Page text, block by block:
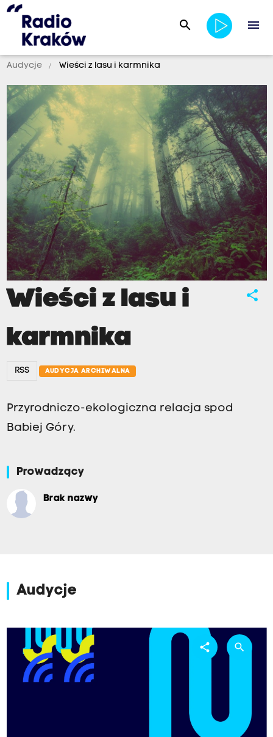
search menu
Audycje Wieści z lasu i karmnika
share
Wieści z lasu i
karmnika
RSS AUDYCJA ARCHIWALNA
Przyrodniczo-ekologiczna relacja spod
Babiej Góry.
Prowadzący
Brak nazwy
Audycje
share search